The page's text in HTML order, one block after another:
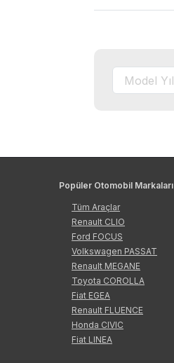
Popüler Otomobil Markaları
Tüm Araçlar
Renault CLIO
Ford FOCUS
Volkswagen PASSAT
Renault MEGANE
Toyota COROLLA
Fiat EGEA
Renault FLUENCE
Honda CIVIC
Fiat LINEA